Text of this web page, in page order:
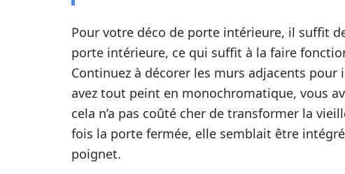
Pour votre déco de porte intérieure, il suffit
porte intérieure, ce qui suffit à la faire
Continuez à décorer les murs adjacents
avez tout peint en monochromatique, vous
cela n’a pas coûté cher de transformer la
fois la porte fermée, elle semblait être
poignet.